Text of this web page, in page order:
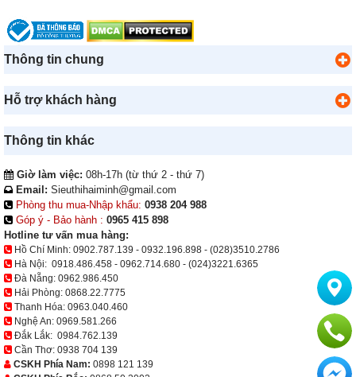
Thông tin chung
Hỗ trợ khách hàng
Thông tin khác
Giờ làm việc: 08h-17h (từ thứ 2 - thứ 7)
Email: Sieuthihaiminh@gmail.com
Phòng thu mua-Nhập khẩu: 0938 204 988
Góp ý - Bảo hành : 0965 415 898
Hotline tư vấn mua hàng:
Hồ Chí Minh: 0902.787.139 - 0932.196.898 - (028)3510.2786
Hà Nội: 0918.486.458 - 0962.714.680 - (024)3221.6365
Đà Nẵng: 0962.986.450
Hải Phòng: 0868.22.7775
Thanh Hóa: 0963.040.460
Nghệ An: 0969.581.266
Đắk Lắk: 0984.762.139
Cần Thơ: 0938 704 139
CSKH Phía Nam: 0898 121 139